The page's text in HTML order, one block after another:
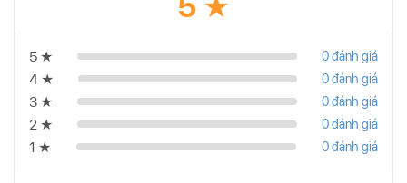
5 ★ 0 đánh giá
4 ★ 0 đánh giá
3 ★ 0 đánh giá
2 ★ 0 đánh giá
1 ★ 0 đánh giá